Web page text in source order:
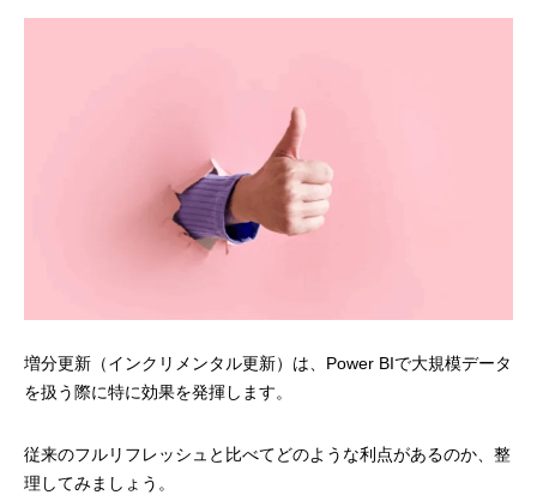
増分更新（インクリメンタル更新）は、Power BIで大規模データ
を扱う際に特に効果を発揮します。
従来のフルリフレッシュと比べてどのような利点があるのか、整
理してみましょう。